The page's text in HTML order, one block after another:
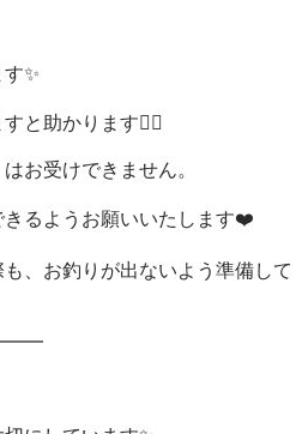
✨
と助かります🙇‍♀️
お受けできません。
きるようお願いいたします❤️
、お釣りが出ないよう準備して